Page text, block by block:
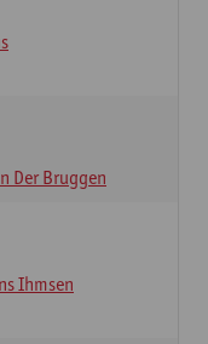
Der Bruggen
Ihmsen